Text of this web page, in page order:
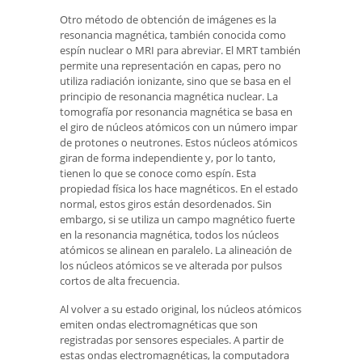
Otro método de obtención de imágenes es la
resonancia magnética, también conocida como
espín nuclear o MRI para abreviar. El MRT también
permite una representación en capas, pero no
utiliza radiación ionizante, sino que se basa en el
principio de resonancia magnética nuclear. La
tomografía por resonancia magnética se basa en
el giro de núcleos atómicos con un número impar
de protones o neutrones. Estos núcleos atómicos
giran de forma independiente y, por lo tanto,
tienen lo que se conoce como espín. Esta
propiedad física los hace magnéticos. En el estado
normal, estos giros están desordenados. Sin
embargo, si se utiliza un campo magnético fuerte
en la resonancia magnética, todos los núcleos
atómicos se alinean en paralelo. La alineación de
los núcleos atómicos se ve alterada por pulsos
cortos de alta frecuencia.
Al volver a su estado original, los núcleos atómicos
emiten ondas electromagnéticas que son
registradas por sensores especiales. A partir de
estas ondas electromagnéticas, la computadora